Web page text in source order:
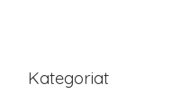
Kategoriat